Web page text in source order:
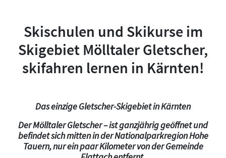
Skischulen und Skikurse im
Skigebiet Mölltaler Gletscher,
skifahren lernen in Kärnten!
Das einzige Gletscher-Skigebiet in Kärnten
Der Mölltaler Gletscher – ist ganzjährig geöffnet und
befindet sich mitten in der Nationalparkregion Hohe
Tauern, nur ein paar Kilometer von der Gemeinde